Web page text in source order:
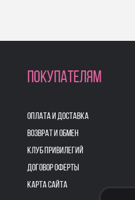
ПОКУПАТЕЛЯМ
ОПЛАТА И ДОСТАВКА
ВОЗВРАТ И ОБМЕН
КЛУБ ПРИВИЛЕГИЙ
ДОГОВОР ОФЕРТЫ
КАРТА САЙТА